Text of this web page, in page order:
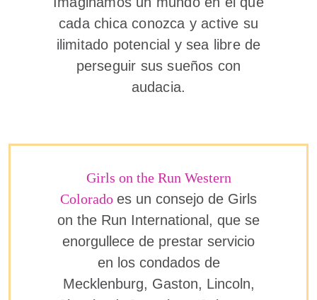
cada chica conozca y active su
ilimitado potencial y sea libre de
perseguir sus sueños con
audacia.
Girls on the Run Western
Colorado es un consejo de Girls
on the Run International, que se
enorgullece de prestar servicio
en los condados de
Mecklenburg, Gaston, Lincoln,